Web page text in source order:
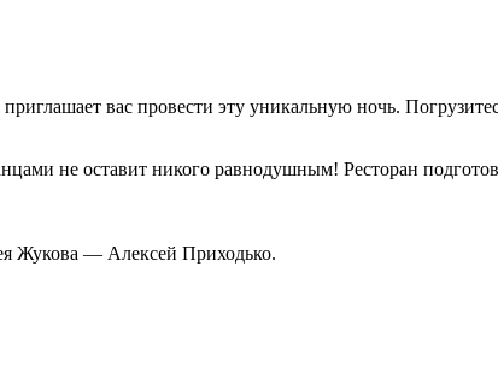
вас провести эту уникальную ночь.
не оставит никого равнодушным! Ресторан
Жукова — Алексей Приходько.